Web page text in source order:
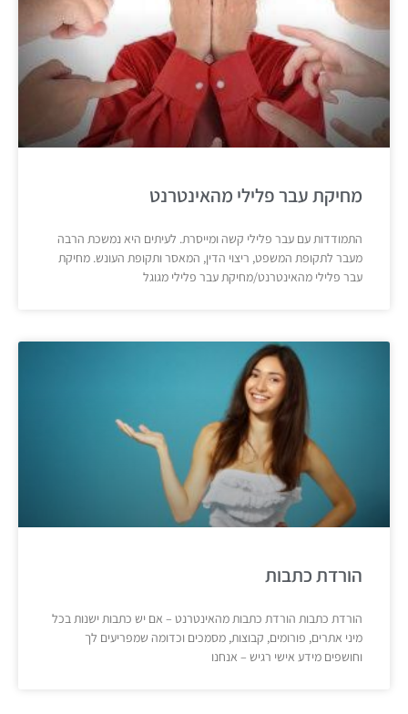
מחיקת עבר פלילי מהאינטרנט
התמודדות עם עבר פלילי קשה ומייסרת. לעיתים היא נמשכת הרבה
מעבר לתקופת המשפט, ריצוי הדין, המאסר ותקופת העונש. מחיקת
עבר פלילי מהאינטרנט/מחיקת עבר פלילי מגוגל
הורדת כתבות
הורדת כתבות הורדת כתבות מהאינטרנט – אם יש כתבות ישנות בכל
מיני אתרים, פורומים, קבוצות, מסמכים וכדומה שמפריעים לך
וחושפים מידע אישי רגיש – אנחנו